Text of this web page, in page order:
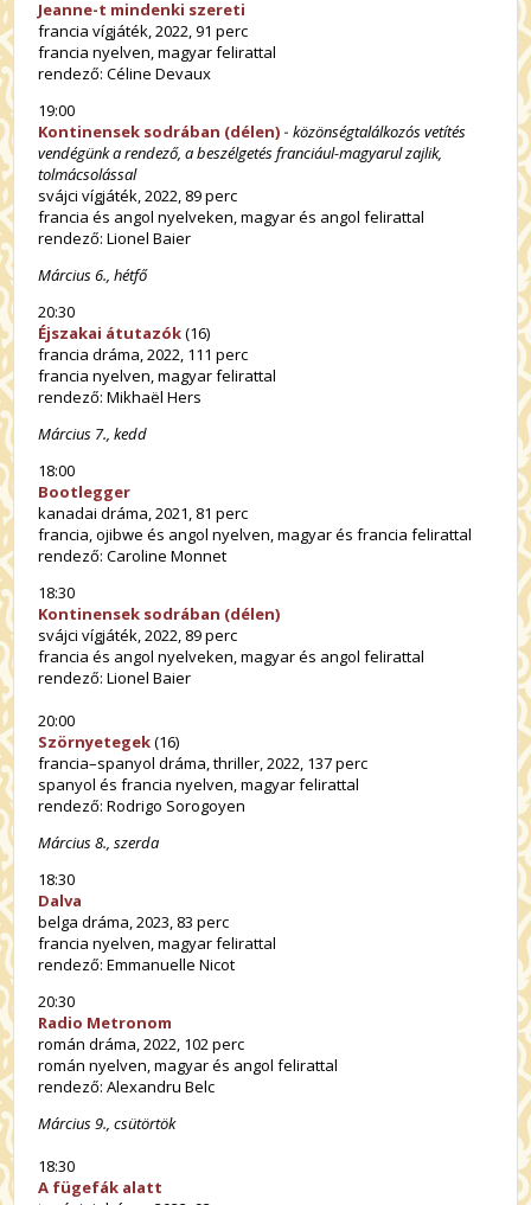
Jeanne-t mindenki szereti
francia vígjáték, 2022, 91 perc
francia nyelven, magyar felirattal
rendező: Céline Devaux
19:00
Kontinensek sodrában (délen) -közönségtalálkozós vetítés
vendégünk a rendező, a beszélgetés franciául-magyarul zajlik,
tolmácsolással
svájci vígjáték, 2022, 89 perc
francia és angol nyelveken, magyar és angol felirattal
rendező: Lionel Baier
Március 6., hétfő
20:30
Éjszakai átutazók(16)
francia dráma, 2022, 111 perc
francia nyelven, magyar felirattal
rendező: Mikhaël Hers
Március 7., kedd
18:00
Bootlegger
kanadai dráma, 2021, 81 perc
francia, ojibwe és angol nyelven, magyar és francia felirattal
rendező: Caroline Monnet
18:30
Kontinensek sodrában (délen)
svájci vígjáték, 2022, 89 perc
francia és angol nyelveken, magyar és angol felirattal
rendező: Lionel Baier
20:00
Szörnyetegek(16)
francia–spanyol dráma, thriller, 2022, 137 perc
spanyol és francia nyelven, magyar felirattal
rendező: Rodrigo Sorogoyen
Március 8., szerda
18:30
Dalva
belga dráma, 2023, 83 perc
francia nyelven, magyar felirattal
rendező: Emmanuelle Nicot
20:30
Radio Metronom
román dráma, 2022, 102 perc
román nyelven, magyar és angol felirattal
rendező: Alexandru Belc
Március 9., csütörtök
18:30
A fügefák alatt